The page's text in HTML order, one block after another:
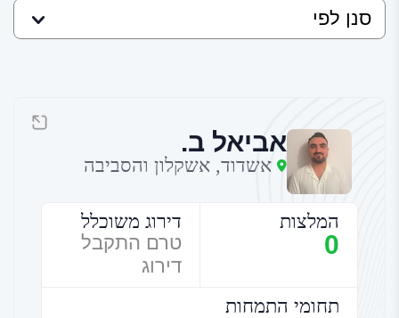
אביאל ב.
אשדוד, אשקלון והסביבה
המלצות
0
דירוג משוכלל
טרם התקבל
דירוג
תחומי התמחות